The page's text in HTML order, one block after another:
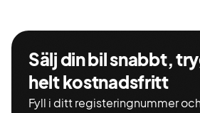
Sälj din bil snabbt,
helt kostnadsfritt
Fyll i ditt registeringnummer